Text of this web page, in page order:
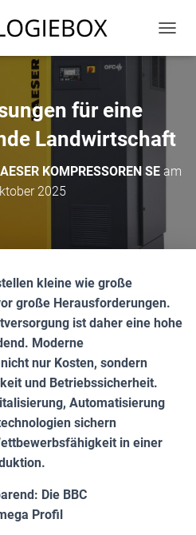
A
T
N
H
N
für eine
Landwirtschaft
KOMPRESSOREN SE am
2025
kleine wie große
große Herausforderungen.
ist daher eine hohe
Moderne
nur Kosten, sondern
und Betriebssicherheit.
Automatisierung
sichern
in einer
Die BBC
Profil